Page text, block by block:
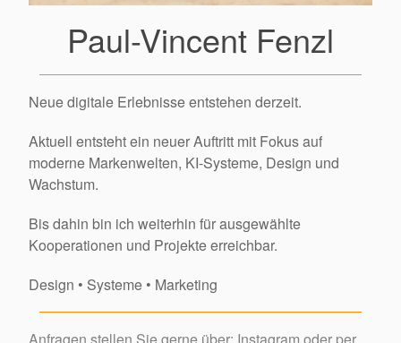
Paul-Vincent Fenzl
Neue digitale Erlebnisse entstehen derzeit.
Aktuell entsteht ein neuer Auftritt mit Fokus auf
moderne Markenwelten, KI-Systeme, Design und
Wachstum.
Bis dahin bin ich weiterhin für ausgewählte
Kooperationen und Projekte erreichbar.
Design • Systeme • Marketing